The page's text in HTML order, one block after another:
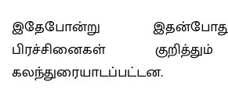
இதேபோன்று
பிரச்சினைகள்
கலந்துரையாடப்பட்டன.